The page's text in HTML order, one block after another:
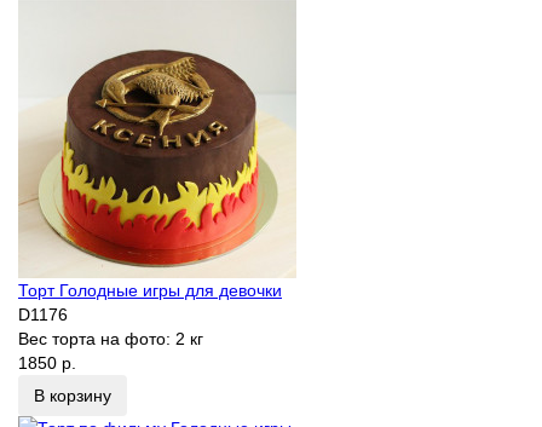
Торт Голодные игры для девочки
D1176
Вес торта на фото: 2 кг
1850 р.
В корзину